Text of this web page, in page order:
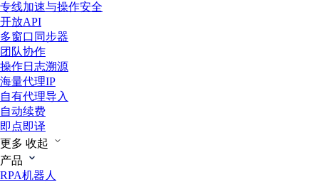
专线加速与操作安全
开放API
多窗口同步器
团队协作
操作日志溯源
海量代理IP
自有代理导入
自动续费
即点即译
更多 收起
产品
RPA机器人